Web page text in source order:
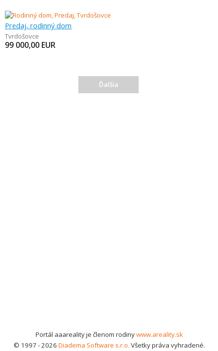
Predaj, rodinný dom
Tvrdošovce
99 000,00 EUR
Ďalšia
Portál aaareality je členom rodinywww.areality.sk
© 1997 - 2026 Diadema Software s.r.o. Všetky práva vyhradené.